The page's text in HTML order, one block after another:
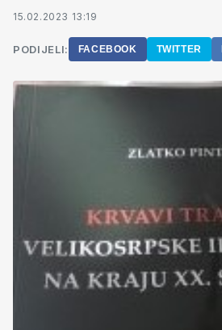
15.02.2023 13:19
PODIJELI: FACEBOOK TWITTER